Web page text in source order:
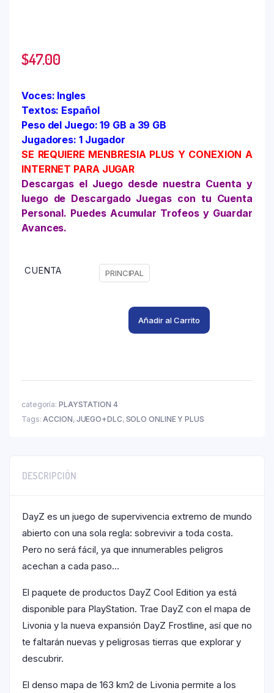
$47.00
Voces: Ingles
Textos: Español
Peso del Juego: 19 GB a 39 GB
Jugadores: 1 Jugador
SE REQUIERE MENBRESIA PLUS Y CONEXION A
INTERNET PARA JUGAR
Descargas el Juego desde nuestra Cuenta y
luego de Descargado Juegas con tu Cuenta
Personal. Puedes Acumular Trofeos y Guardar
Avances.
CUENTA PRINCIPAL
Añadir al Carrito
categoría: PLAYSTATION 4
Tags: ACCION, JUEGO+DLC, SOLO ONLINE Y PLUS
DESCRIPCIÓN
DayZ es un juego de supervivencia extremo de mundo
abierto con una sola regla: sobrevivir a toda costa.
Pero no será fácil, ya que innumerables peligros
acechan a cada paso…
El paquete de productos DayZ Cool Edition ya está
disponible para PlayStation. Trae DayZ con el mapa de
Livonia y la nueva expansión DayZ Frostline, así que no
te faltarán nuevas y peligrosas tierras que explorar y
descubrir.
El denso mapa de 163 km2 de Livonia permite a los